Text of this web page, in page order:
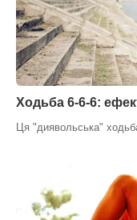
Ходьба 6-6-6:
Ця "диявольська"